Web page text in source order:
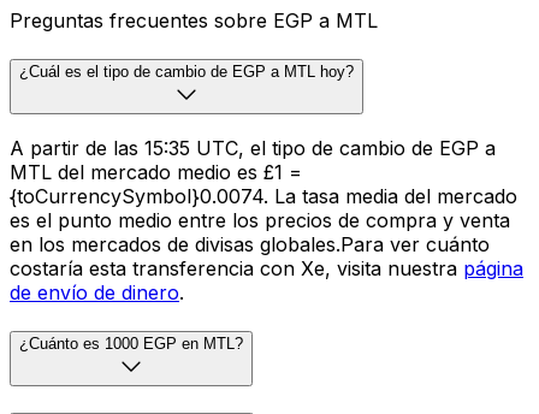
Preguntas frecuentes sobre EGP a MTL
¿Cuál es el tipo de cambio de EGP a MTL hoy?
A partir de las 15:35 UTC, el tipo de cambio de EGP a
MTL del mercado medio es £1 =
{toCurrencySymbol}0.0074. La tasa media del mercado
es el punto medio entre los precios de compra y venta
en los mercados de divisas globales.Para ver cuánto
costaría esta transferencia con Xe, visita nuestra página
de envío de dinero.
¿Cuánto es 1000 EGP en MTL?